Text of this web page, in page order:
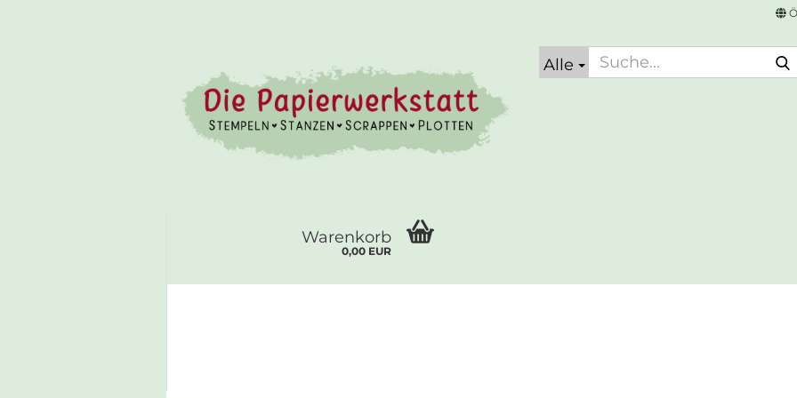
Alle
Warenkorb
0,00 EUR